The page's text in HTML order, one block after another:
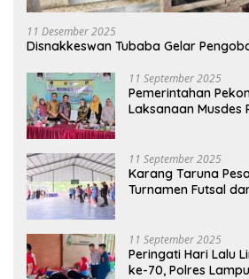
11 Desember 2025
Disnakkeswan Tubaba Gelar
11 September 2025
Pemerintahan
Laksanaan Musdes
11 September 2025
Karang Taruna
Turnamen Futsal
11 September 2025
Peringati Hari Lalu
ke-70, Polres